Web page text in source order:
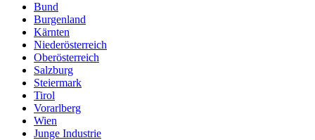
Bund
Burgenland
Kärnten
Niederösterreich
Oberösterreich
Salzburg
Steiermark
Tirol
Vorarlberg
Wien
Junge Industrie